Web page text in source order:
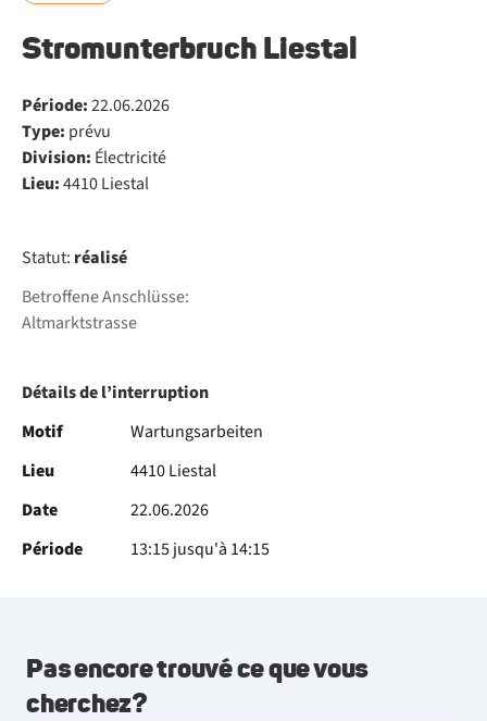
Stromunterbruch Liestal
Période:22.06.2026
Type: prévu
Division: Électricité
Lieu:4410 Liestal
Statut: réalisé
Betroffene Anschlüsse:
Altmarktstrasse
Détails de l’interruption
Motif
Wartungsarbeiten
Lieu
4410 Liestal
Date
22.06.2026
Période
13:15 jusqu'à 14:15
Pas encore trouvé ce que vous
cherchez?